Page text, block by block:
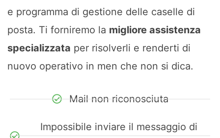
e programma di gestione delle caselle di
posta. Ti forniremo la migliore assistenza
specializzata per risolverli e renderti di
nuovo operativo in men che non si dica.
Mail non riconosciuta
Impossibile inviare il messaggio di